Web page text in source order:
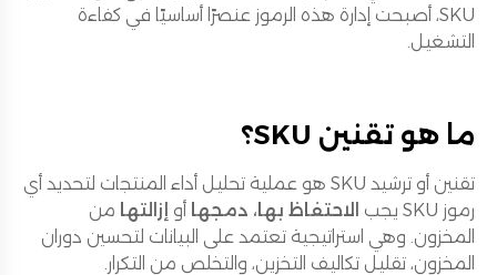
SKU، أصبحت إدارة هذه الرموز عنصرًا أساسيًا في كفاءة
التشغيل.
ما هو تقنين SKU؟
تقنين أو ترشيد SKU هو عملية تحليل أداء المنتجات لتحديد أي
رموز SKU يجب
الاحتفاظ بها، دمجها أو إزالتها من
المخزون. وهي استراتيجية تعتمد على البيانات لتحسين دوران
المخزون، تقليل تكاليف التخزين، والتخلص من التكرار.